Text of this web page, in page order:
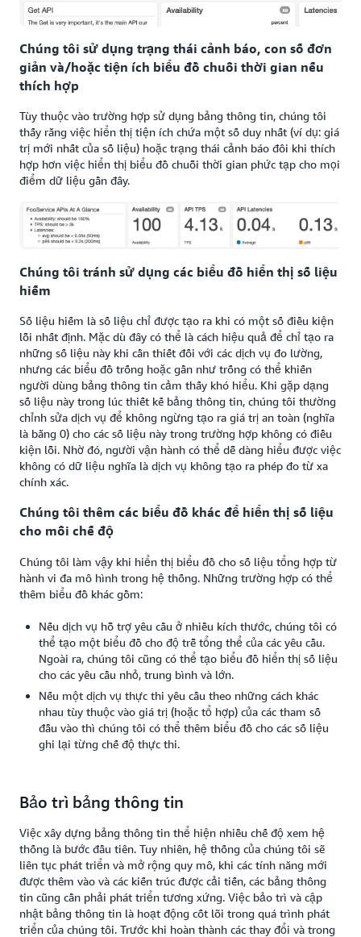
Chúng tôi sử dụng trạng thái cảnh báo, con số đơn
giản và/hoặc tiện ích biểu đồ chuỗi thời gian nếu
thích hợp
Tùy thuộc vào trường hợp sử dụng bảng thông tin, chúng tôi
thấy rằng việc hiển thị tiện ích chứa một số duy nhất (ví dụ: giá
trị mới nhất của số liệu) hoặc trạng thái cảnh báo đôi khi thích
hợp hơn việc hiển thị biểu đồ chuỗi thời gian phức tạp cho mọi
điểm dữ liệu gần đây.
Chúng tôi tránh sử dụng các biểu đồ hiển thị số liệu
hiếm
Số liệu hiếm là số liệu chỉ được tạo ra khi có một số điều kiện
lỗi nhất định. Mặc dù đây có thể là cách hiệu quả để chỉ tạo ra
những số liệu này khi cần thiết đối với các dịch vụ đo lường,
nhưng các biểu đồ trống hoặc gần như trống có thể khiến
người dùng bảng thông tin cảm thấy khó hiểu. Khi gặp dạng
số liệu này trong lúc thiết kế bảng thông tin, chúng tôi thường
chỉnh sửa dịch vụ để không ngừng tạo ra giá trị an toàn (nghĩa
là bằng 0) cho các số liệu này trong trường hợp không có điều
kiện lỗi. Nhờ đó, người vận hành có thể dễ dàng hiểu được việc
không có dữ liệu nghĩa là dịch vụ không tạo ra phép đo từ xa
chính xác.
Chúng tôi thêm các biểu đồ khác để hiển thị số liệu
cho mỗi chế độ
Chúng tôi làm vậy khi hiển thị biểu đồ cho số liệu tổng hợp từ
hành vi đa mô hình trong hệ thống. Những trường hợp có thể
thêm biểu đồ khác gồm:
Nếu dịch vụ hỗ trợ yêu cầu ở nhiều kích thước, chúng tôi có
thể tạo một biểu đồ cho độ trễ tổng thể của các yêu cầu.
Ngoài ra, chúng tôi cũng có thể tạo biểu đồ hiển thị số liệu
cho các yêu cầu nhỏ, trung bình và lớn.
Nếu một dịch vụ thực thi yêu cầu theo những cách khác
nhau tùy thuộc vào giá trị (hoặc tổ hợp) của các tham số
đầu vào thì chúng tôi có thể thêm biểu đồ cho các số liệu
ghi lại từng chế độ thực thi.
Bảo trì bảng thông tin
Việc xây dựng bảng thông tin thể hiện nhiều chế độ xem hệ
thống là bước đầu tiên. Tuy nhiên, hệ thống của chúng tôi sẽ
liên tục phát triển và mở rộng quy mô, khi các tính năng mới
được thêm vào và các kiến trúc được cải tiến, các bảng thông
tin cũng cần phải phát triển tương xứng. Việc bảo trì và cập
nhật bảng thông tin là hoạt động cốt lõi trong quá trình phát
triển của chúng tôi. Trước khi hoàn thành các thay đổi và trong